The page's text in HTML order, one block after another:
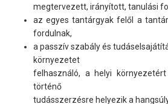
megtervezett, irányított, tanulási
az egyes tantárgyak felől a
fordulnak,
a passzív szabály és
környezetet
felhasználó, a helyi
történő
tudásszerzésre helyezik a